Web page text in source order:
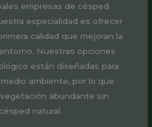
empresas de césped
especialidad es ofrecer
calidad que mejoran la
Nuestras opciones
están diseñadas para
ambiente, por lo que
abundante sin
natural.